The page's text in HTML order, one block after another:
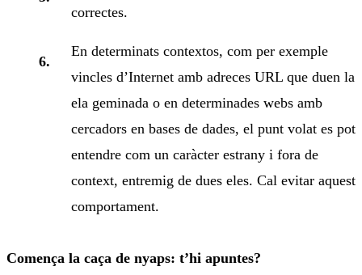
correctes.
En determinats contextos, com per exemple
vincles d’Internet amb adreces URL que duen la
ela geminada o en determinades webs amb
cercadors en bases de dades, el punt volat es pot
entendre com un caràcter estrany i fora de
context, entremig de dues eles. Cal evitar aquest
comportament.
Comença la caça de nyaps: t’hi apuntes?